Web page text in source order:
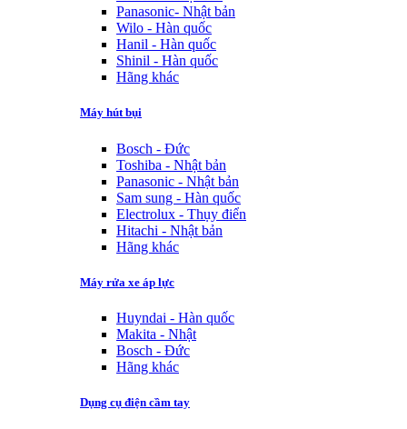
Panasonic- Nhật bản
Wilo - Hàn quốc
Hanil - Hàn quốc
Shinil - Hàn quốc
Hãng khác
Máy hút bụi
Bosch - Đức
Toshiba - Nhật bản
Panasonic - Nhật bản
Sam sung - Hàn quốc
Electrolux - Thụy điển
Hitachi - Nhật bản
Hãng khác
Máy rửa xe áp lực
Huyndai - Hàn quốc
Makita - Nhật
Bosch - Đức
Hãng khác
Dụng cụ điện cầm tay